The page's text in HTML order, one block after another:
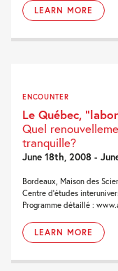
LEARN MORE
ENCOUNTER
Le Québec,
Quel
tranquille?
June 18th, 2008 -
Bordeaux, Maison des
Centre d’études
Programme détaillé :
LEARN MORE